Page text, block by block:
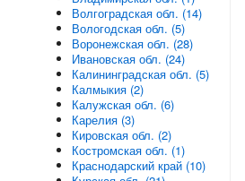
Волгоградская обл. (14)
Вологодская обл. (5)
Воронежская обл. (28)
Ивановская обл. (24)
Калининградская обл. (5)
Калмыкия (2)
Калужская обл. (6)
Карелия (3)
Кировская обл. (2)
Костромская обл. (1)
Краснодарский край (10)